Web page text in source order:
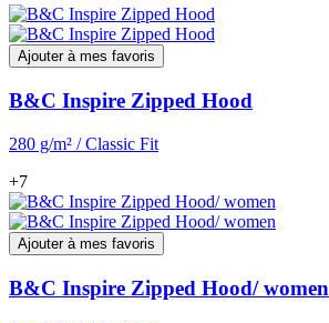
Ajouter à mes favoris
B&C Inspire Zipped Hood
280 g/m² / Classic Fit
+7
Ajouter à mes favoris
B&C Inspire Zipped Hood/ women